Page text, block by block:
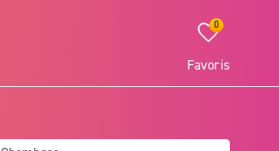
0
Favoris